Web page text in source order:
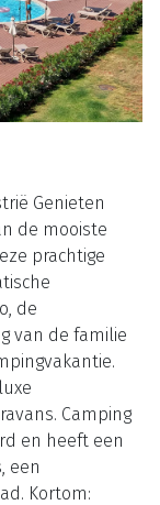
Genieten
de mooiste
prachtige
de
van de familie
Camping
en heeft een
een
Kortom: